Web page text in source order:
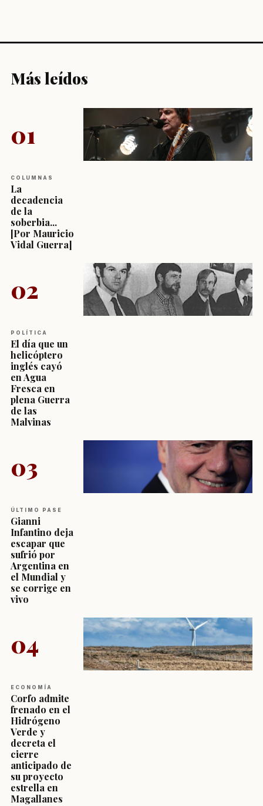
Más leídos
01
COLUMNAS
La
decadencia
de la
soberbia...
[Por Mauricio
Vidal Guerra]
02
POLÍTICA
El día que un
helicóptero
inglés cayó
en Agua
Fresca en
plena Guerra
de las
Malvinas
03
ÚLTIMO PASE
Gianni
Infantino deja
escapar que
sufrió por
Argentina en
el Mundial y
se corrige en
vivo
04
ECONOMÍA
Corfo admite
frenado en el
Hidrógeno
Verde y
decreta el
cierre
anticipado de
su proyecto
estrella en
Magallanes